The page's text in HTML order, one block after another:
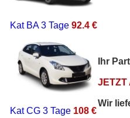
Kat BA3 Tage 92.4 €
Kat CG 3 Tage 108 €
Ihr
JETZT
Wir